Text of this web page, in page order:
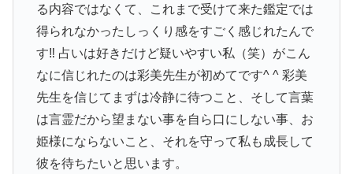
る内容ではなくて、これまで受けて来た鑑定では
得られなかったしっくり感をすごく感じれたんで
す‼︎ 占いは好きだけど疑いやすい私（笑）がこん
なに信じれたのは彩美先生が初めてです^ ^ 彩美
先生を信じてまずは冷静に待つこと、そして言葉
は言霊だから望まない事を自ら口にしない事、お
姫様にならないこと、それを守って私も成長して
彼を待ちたいと思います。